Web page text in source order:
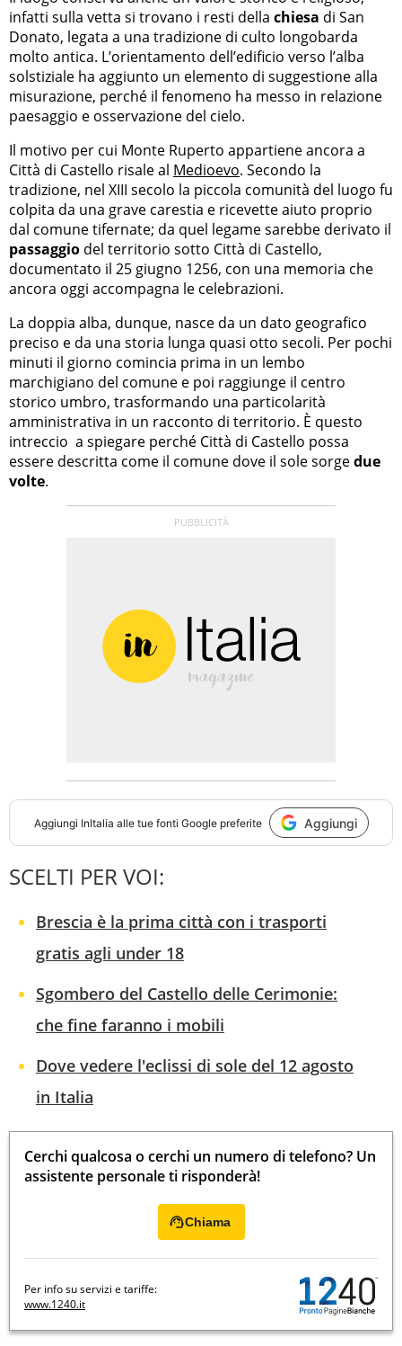
infatti sulla vetta si trovano i resti della chiesa di San
Donato, legata a una tradizione di culto longobarda
molto antica. L’orientamento dell’edificio verso l’alba
solstiziale ha aggiunto un elemento di suggestione alla
misurazione, perché il fenomeno ha messo in relazione
paesaggio e osservazione del cielo.
Il motivo per cui Monte Ruperto appartiene ancora a
Città di Castello risale al Medioevo. Secondo la
tradizione, nel XIII secolo la piccola comunità del luogo fu
colpita da una grave carestia e ricevette aiuto proprio
dal comune tifernate; da quel legame sarebbe derivato il
passaggio del territorio sotto Città di Castello,
documentato il 25 giugno 1256, con una memoria che
ancora oggi accompagna le celebrazioni.
La doppia alba, dunque, nasce da un dato geografico
preciso e da una storia lunga quasi otto secoli. Per pochi
minuti il giorno comincia prima in un lembo
marchigiano del comune e poi raggiunge il centro
storico umbro, trasformando una particolarità
amministrativa in un racconto di territorio. È questo
intreccio a spiegare perché Città di Castello possa
essere descritta come il comune dove il sole sorgedue
volte.
Aggiungi InItalia alle tue fonti Google preferite Aggiungi
SCELTI PER VOI:
Brescia è la prima città con i trasporti
gratis agli under 18
Sgombero del Castello delle Cerimonie:
che fine faranno i mobili
Dove vedere l'eclissi di sole del 12 agosto
in Italia
Cerchi qualcosa o cerchi un numero di telefono? Un
assistente personale ti risponderà!
Chiama
Per info su servizi e tariffe:
www.1240.it